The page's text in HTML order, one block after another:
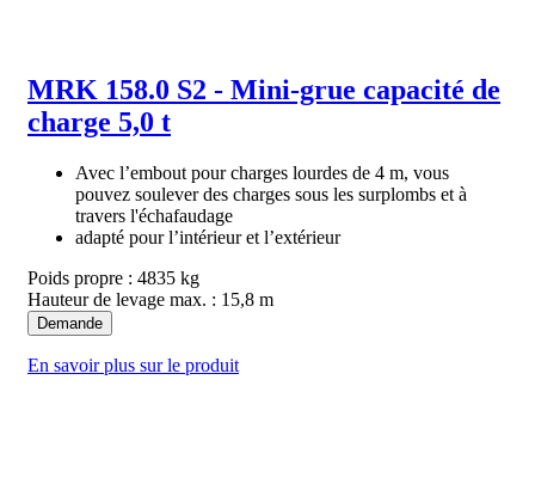
MRK 158.0 S2 - Mini-grue capacité de
charge 5,0 t
Avec l’embout pour charges lourdes de 4 m, vous
pouvez soulever des charges sous les surplombs et à
travers l'échafaudage
adapté pour l’intérieur et l’extérieur
Poids propre : 4835 kg
Hauteur de levage max. : 15,8 m
Demande
En savoir plus sur le produit